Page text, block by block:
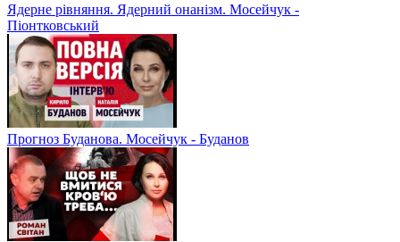
Ядерне рівняння. Ядерний онанізм. Мосейчук -
Піонтковський
Прогноз Буданова. Мосейчук - Буданов